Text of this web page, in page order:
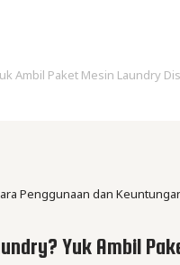
Ambil Paket Mesin Laundry
Penggunaan dan
Yuk Ambil